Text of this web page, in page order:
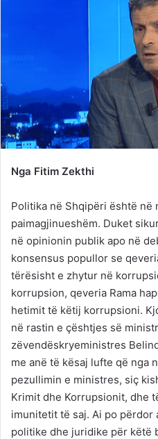
Nga Fitim Zekthi
Politika në Shqipëri është në
paimagjinueshëm. Duket
në opinionin publik apo në
konsensus popullor se
tërësisht e zhytur në
korrupsion, qeveria Rama
hetimit të këtij korrupsioni.
në rastin e çështjes së
zëvendëskryeministres
me anë të kësaj lufte që nga
pezullimin e ministres, siç
Krimit dhe Korrupsionit, dhe
imunitetit të saj. Ai po përdor
politike dhe juridike për këtë